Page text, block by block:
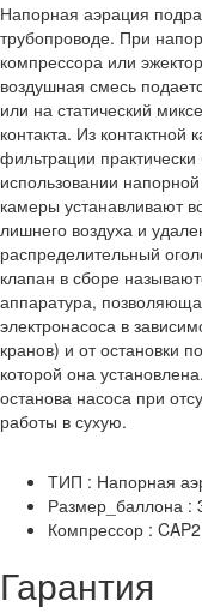
Напорная аэрация
трубопроводе. При
компрессора или
воздушная смесь
или на статический
контакта. Из
фильтрации
использовании
камеры устанавливают
лишнего воздуха и
распределительный
клапан в сборе
аппаратура,
электронасоса в
кранов) и от остановки
которой она
останова насоса при
работы в сухую.
ТИП : Напорная
Размер_баллона :
Компрессор :
Гарантия